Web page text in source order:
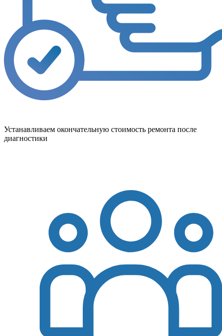
Устанавливаем окончательную стоимость ремонта после
диагностики